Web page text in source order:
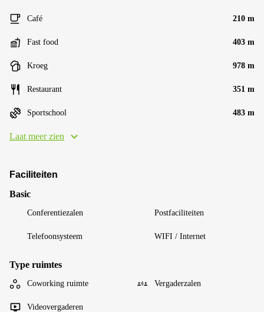
Café 210 m
Fast food 403 m
Kroeg 978 m
Restaurant 351 m
Sportschool 483 m
Laat meer zien
Faciliteiten
Basic
Conferentiezalen Postfaciliteiten
Telefoonsysteem WIFI / Internet
Type ruimtes
Coworking ruimte Vergaderzalen
Videovergaderen